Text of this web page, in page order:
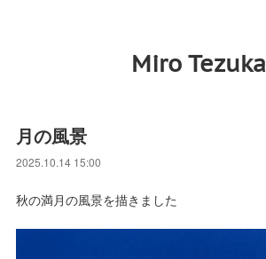
Miro Tezuka
月の風景
2025.10.14 15:00
秋の満月の風景を描きました